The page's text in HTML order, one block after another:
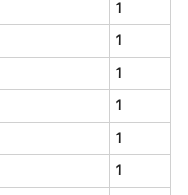
1
1
1
1
1
1